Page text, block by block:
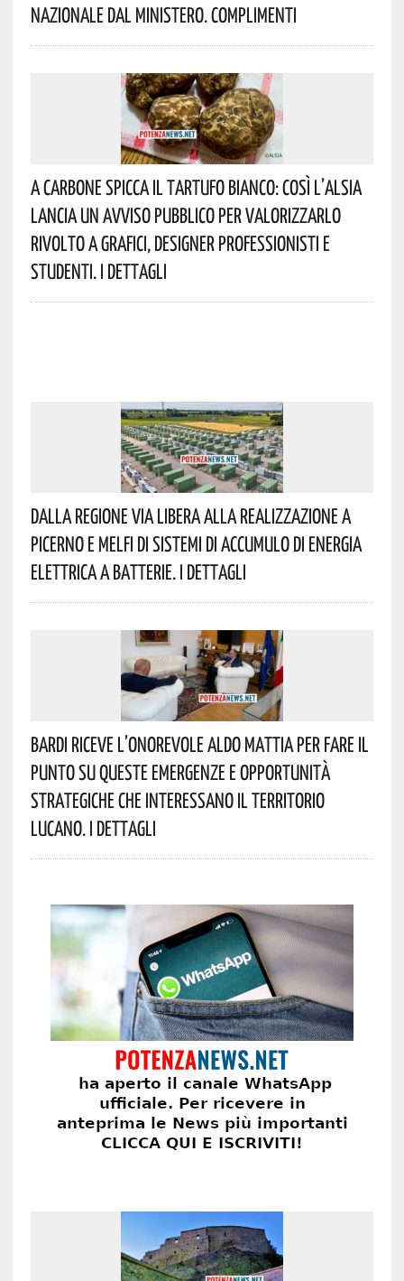
Nazionale Dal Ministero. Complimenti
A Carbone Spicca Il Tartufo Bianco: Così L’Alsia
Lancia Un Avviso Pubblico Per Valorizzarlo
Rivolto A Grafici, Designer Professionisti E
Studenti. I Dettagli
Dalla Regione Via Libera Alla Realizzazione A
Picerno E Melfi Di Sistemi Di Accumulo Di Energia
Elettrica A Batterie. I Dettagli
Bardi Riceve L’onorevole Aldo Mattia Per Fare Il
Punto Su Queste Emergenze E Opportunità
Strategiche Che Interessano Il Territorio
Lucano. I Dettagli